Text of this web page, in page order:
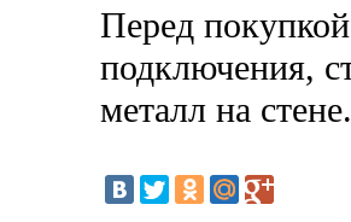
Перед
подключения,
металл на